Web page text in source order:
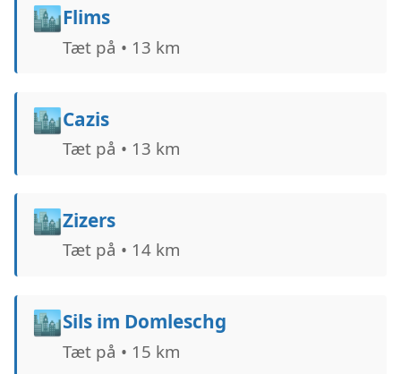
🏙️Flims
Tæt på • 13 km
🏙️Cazis
Tæt på • 13 km
🏙️Zizers
Tæt på • 14 km
🏙️Sils im Domleschg
Tæt på • 15 km